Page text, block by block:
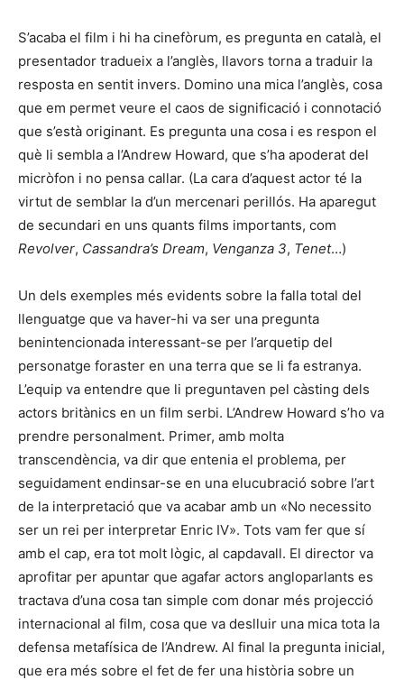
S’acaba el film i hi ha cinefòrum, es pregunta en català, el
presentador tradueix a l’anglès, llavors torna a traduir la
resposta en sentit invers. Domino una mica l’anglès, cosa
que em permet veure el caos de significació i connotació
que s’està originant. Es pregunta una cosa i es respon el
què li sembla a l’Andrew Howard, que s’ha apoderat del
micròfon i no pensa callar. (La cara d’aquest actor té la
virtut de semblar la d’un mercenari perillós. Ha aparegut
de secundari en uns quants films importants, com
Revolver, Cassandra’s Dream, Venganza 3, Tenet…)
Un dels exemples més evidents sobre la falla total del
llenguatge que va haver-hi va ser una pregunta
benintencionada interessant-se per l’arquetip del
personatge foraster en una terra que se li fa estranya.
L’equip va entendre que li preguntaven pel càsting dels
actors britànics en un film serbi. L’Andrew Howard s’ho va
prendre personalment. Primer, amb molta
transcendència, va dir que entenia el problema, per
seguidament endinsar-se en una elucubració sobre l’art
de la interpretació que va acabar amb un «No necessito
ser un rei per interpretar Enric IV». Tots vam fer que sí
amb el cap, era tot molt lògic, al capdavall. El director va
aprofitar per apuntar que agafar actors angloparlants es
tractava d’una cosa tan simple com donar més projecció
internacional al film, cosa que va deslluir una mica tota la
defensa metafísica de l’Andrew. Al final la pregunta inicial,
que era més sobre el fet de fer una història sobre un